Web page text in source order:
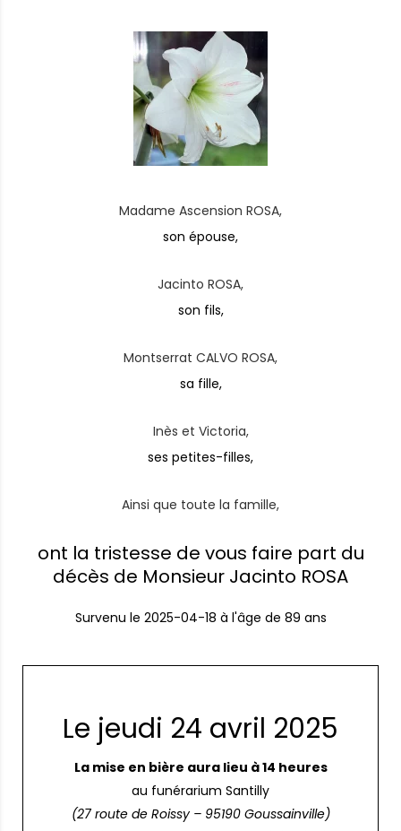
Madame Ascension ROSA,
son épouse,
Jacinto ROSA,
son fils,
Montserrat CALVO ROSA,
sa fille,
Inès et Victoria,
ses petites-filles,
Ainsi que toute la famille,
ont la tristesse de vous faire part du
décès de Monsieur Jacinto ROSA
Survenu le 2025-04-18 à l'âge de 89 ans
Le jeudi 24 avril 2025
La mise en bière aura lieu à 14 heures
au funérarium Santilly
(27 route de Roissy – 95190 Goussainville)